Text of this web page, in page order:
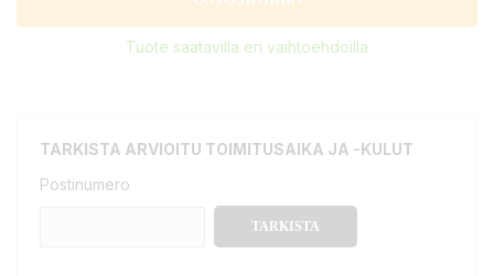
Tuote saatavilla eri vaihtoehdoilla
TARKISTA ARVIOITU TOIMITUSAIKA JA -KULUT
Postinumero
TARKISTA